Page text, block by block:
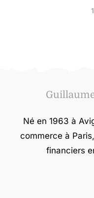
Né en 1963 à
commerce à
financiers